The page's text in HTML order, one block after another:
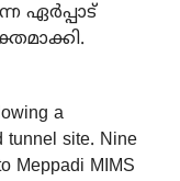
ഏർപ്പാട്
a
tunnel site. Nine
Meppadi MIMS